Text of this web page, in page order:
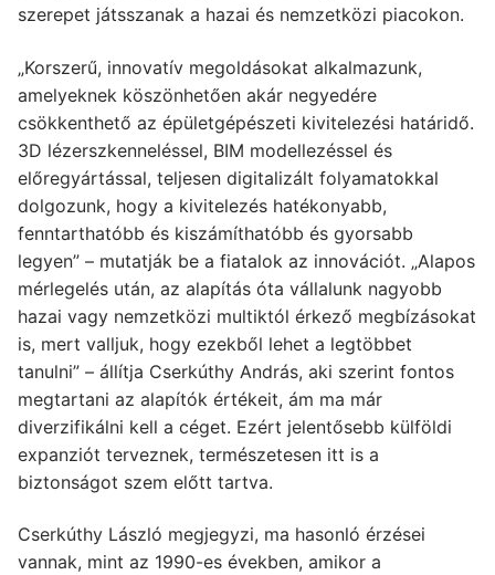
szerepet játsszanak a hazai és nemzetközi piacokon.
„Korszerű, innovatív megoldásokat alkalmazunk,
amelyeknek köszönhetően akár negyedére
csökkenthető az épületgépészeti kivitelezési határidő.
3D lézerszkenneléssel, BIM modellezéssel és
előregyártással, teljesen digitalizált folyamatokkal
dolgozunk, hogy a kivitelezés hatékonyabb,
fenntarthatóbb és kiszámíthatóbb és gyorsabb
legyen” – mutatják be a fiatalok az innovációt. „Alapos
mérlegelés után, az alapítás óta vállalunk nagyobb
hazai vagy nemzetközi multiktól érkező megbízásokat
is, mert valljuk, hogy ezekből lehet a legtöbbet
tanulni” – állítja Cserkúthy András, aki szerint fontos
megtartani az alapítók értékeit, ám ma már
diverzifikálni kell a céget. Ezért jelentősebb külföldi
expanziót terveznek, természetesen itt is a
biztonságot szem előtt tartva.
Cserkúthy László megjegyzi, ma hasonló érzései
vannak, mint az 1990-es években, amikor a